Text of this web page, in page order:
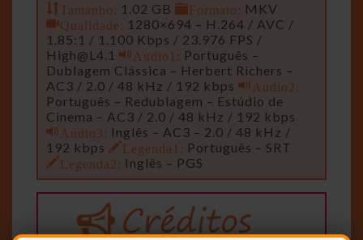
Tamanho: 1.02 GB Formato: MKV
Qualidade: 1280×694 – H.264 / AVC /
1.85:1 / 1.100 Kbps / 23.976 FPS /
High@L4.1
Audio1: Português –
Dublagem Clássica – Herbert Richers –
AC3 / 2.0 / 48 kHz / 192 kbps
Audio2:
Português – Redublagem – Estúdio de
Cinema – AC3 / 2.0 / 48 kHz / 192 kbps
Audio3: Inglês – AC3 – 2.0 / 48 kHz /
192 kbps
Legenda1: Português – SRT
Legenda2: Inglês – PGS